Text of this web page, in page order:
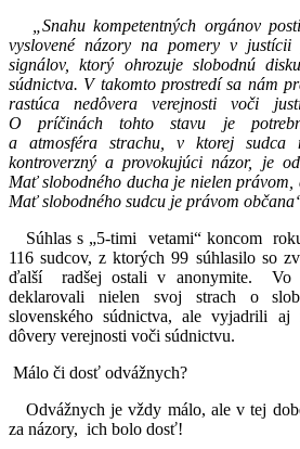
„Snahu kompetentných orgánov
vyslovené názory na pomery v
signálov, ktorý ohrozuje slobodnú
súdnictva. V takomto prostredí sa nám
rastúca nedôvera verejnosti voči
O príčinách tohto stavu je
a atmosféra strachu, v ktorej sudca
kontroverzný a provokujúci názor, je
Mať slobodného ducha je nielen
Mať slobodného sudcu je právom
Súhlas s „5-timi vetami“ koncom
116 sudcov, z ktorých 99 súhlasilo so
ďalší radšej ostali v anonymite. Vo
deklarovali nielen svoj strach o
slovenského súdnictva, ale vyjadrili aj
dôvery verejnosti voči súdnictvu.
Málo či dosť odvážnych?
Odvážnych je vždy málo, ale v tej
za názory, ich bolo dosť!